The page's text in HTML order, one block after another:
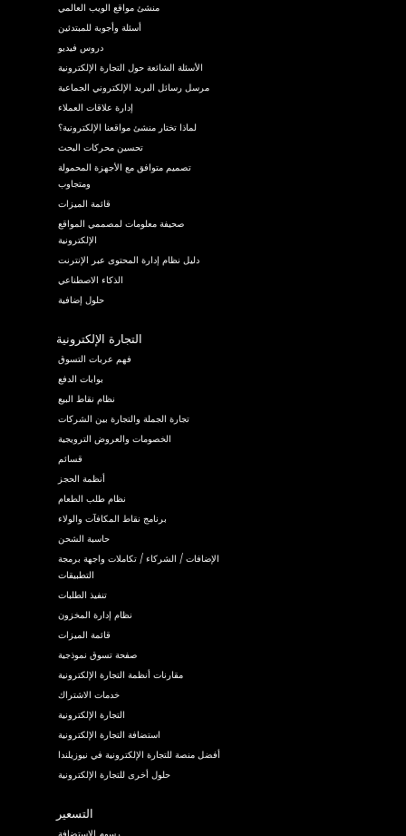
منشئ مواقع الويب العالمي
أسئلة وأجوبة للمبتدئين
دروس فيديو
الأسئلة الشائعة حول التجارة الإلكترونية
مرسل رسائل البريد الإلكتروني الجماعية
إدارة علاقات العملاء
لماذا تختار منشئ مواقعنا الإلكترونية؟
تحسين محركات البحث
تصميم متوافق مع الأجهزة المحمولة
ومتجاوب
قائمة الميزات
صحيفة معلومات لمصممي المواقع
الإلكترونية
دليل نظام إدارة المحتوى عبر الإنترنت
الذكاء الاصطناعي
حلول إضافية
التجارة الإلكترونية
فهم عربات التسوق
بوابات الدفع
نظام نقاط البيع
تجارة الجملة والتجارة بين الشركات
الخصومات والعروض الترويجية
قسائم
أنظمة الحجز
نظام طلب الطعام
برنامج نقاط المكافآت والولاء
حاسبة الشحن
الإضافات / الشركاء / تكاملات واجهة برمجة
التطبيقات
تنفيذ الطلبات
نظام إدارة المخزون
قائمة الميزات
صفحة تسوق نموذجية
مقارنات أنظمة التجارة الإلكترونية
خدمات الاشتراك
التجارة الإلكترونية
استضافة التجارة الإلكترونية
أفضل منصة للتجارة الإلكترونية في نيوزيلندا
حلول أخرى للتجارة الإلكترونية
التسعير